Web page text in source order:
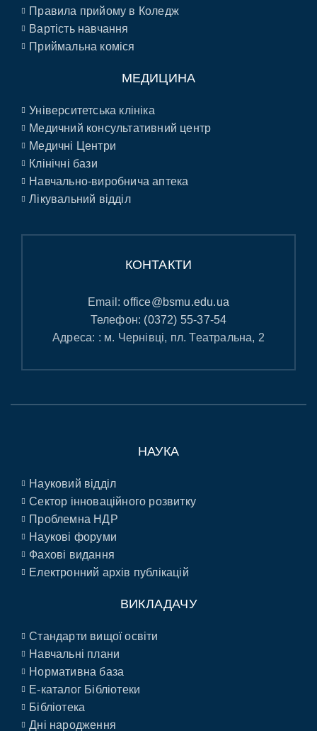
Правила прийому в Коледж
Вартість навчання
Приймальна коміся
МЕДИЦИНА
Університетська клініка
Медичний консультативний центр
Медичні Центри
Клінічні бази
Навчально-виробнича аптека
Лікувальний відділ
КОНТАКТИ
Email:office@bsmu.edu.ua
Телефон: (0372) 55-37-54
Адреса: : м. Чернівці, пл. Театральна, 2
НАУКА
Науковий відділ
Сектор інноваційного розвитку
Проблемна НДР
Наукові форуми
Фахові видання
Електронний архів публікацій
ВИКЛАДАЧУ
Стандарти вищої освіти
Навчальні плани
Нормативна база
E-каталог Бібліотеки
Бібліотека
Дні народження